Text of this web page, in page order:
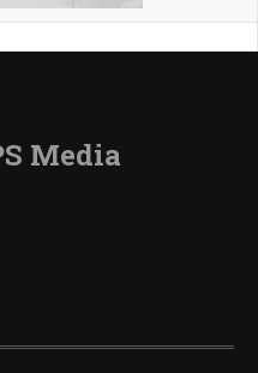
Media